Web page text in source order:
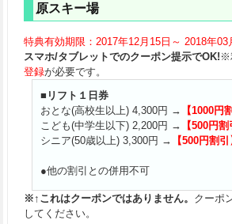
原スキー場
特典有効期限：2017年12月15日～ 2018年03
スマホ/タブレットでのクーポン提示でOK! ※
登録が必要です。
■リフト１日券
おとな(高校生以上) 4,300円 →
【1000円
こども(中学生以下) 2,200円 →
【500円
シニア(50歳以上) 3,300円 →
【500円割
●他の割引との併用不可
※↑これはクーポンではありません。 クーポ
してください。